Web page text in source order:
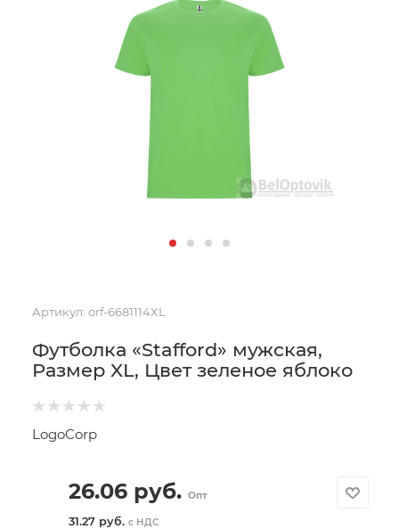
Артикул: orf-6681114XL
Футболка «Stafford» мужская,
Размер XL, Цвет зеленое яблоко
LogoCorp
26.06руб. Опт
31.27 руб. с НДС